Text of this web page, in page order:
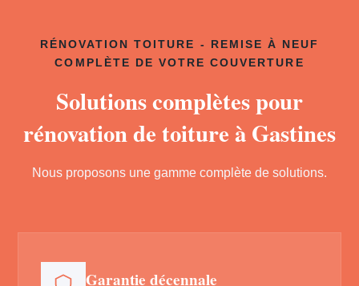
RÉNOVATION TOITURE - REMISE À NEUF
COMPLÈTE DE VOTRE COUVERTURE
Solutions complètes pour
rénovation de toiture à Gastines
Nous proposons une gamme complète de solutions.
Garantie décennale